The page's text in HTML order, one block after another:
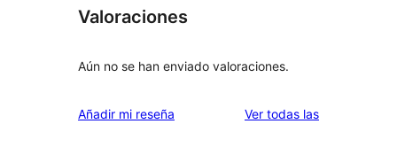
Valoraciones
Aún no se han enviado valoraciones.
Añadir mi reseña Ver todas lasvaloraciones